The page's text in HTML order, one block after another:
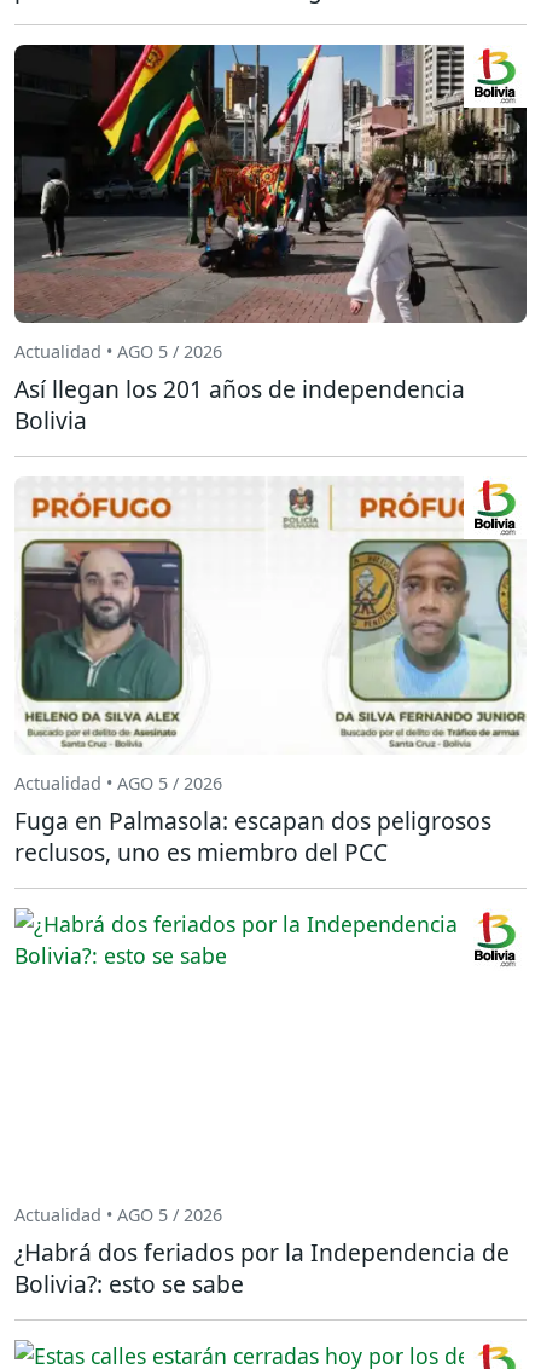
Actualidad • AGO 5 / 2026
Así llegan los 201 años de independencia
Bolivia
Actualidad • AGO 5 / 2026
Fuga en Palmasola: escapan dos peligrosos
reclusos, uno es miembro del PCC
Actualidad • AGO 5 / 2026
¿Habrá dos feriados por la Independencia de
Bolivia?: esto se sabe